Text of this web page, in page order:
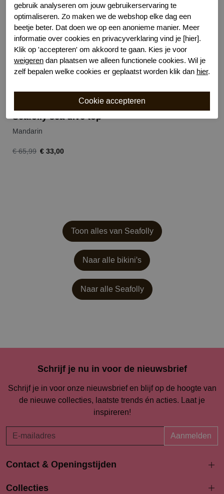
-50%
Seafolly sea dive top
Mandarin
€ 65,99 € 33,00
Toon alles van Seafolly
Naar alle bikini's
Naar alle Seafolly
Schrijf je nu in voor de nieuwsbrief
Schrijf je in voor onze nieuwsbrief en blijf op de hoogte van
de nieuwe collecties, laatste trends én acties. Laat je
inspireren!
Aanmelden
Contact & Openingstijden
Langestraat 94-96
Collecties
gebruik analyseren om jouw gebruikerservaring te
optimaliseren. Zo maken we de webshop elke dag een
beetje beter. Dat doen we op een anonieme manier. Meer
informatie over cookies en privacyverklaring vind je [hier].
Klik op 'accepteren' om akkoord te gaan. Kies je voor
weigeren dan plaatsen we alleen functionele cookies. Wil je
zelf bepalen welke cookies er geplaatst worden klik dan hier.